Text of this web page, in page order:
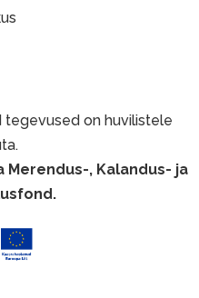
tegevused on huvilistele
, Kalandus- ja